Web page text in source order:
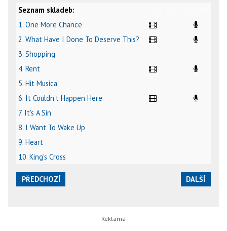
Seznam skladeb:
1. One More Chance
2. What Have I Done To Deserve This?
3. Shopping
4. Rent
5. Hit Musica
6. It Couldn't Happen Here
7. It's A Sin
8. I Want To Wake Up
9. Heart
10. King's Cross
PŘEDCHOZÍ DALŠÍ